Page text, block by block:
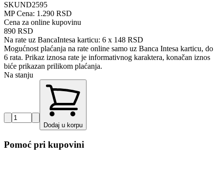
SKUND2595
MP Cena: 1.290 RSD
Cena za online kupovinu
890 RSD
Na rate uz BancaIntesa karticu: 6 x 148 RSD
Mogućnost plaćanja na rate online samo uz Banca Intesa karticu, do
6 rata. Prikaz iznosa rate je informativnog karaktera, konačan iznos
biće prikazan prilikom plaćanja.
Na stanju
Dodaj u korpu
Pomoć pri kupovini